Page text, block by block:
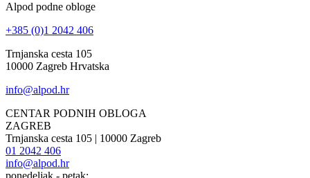
Alpod podne obloge
+385 (0)1 2042 406
Trnjanska cesta 105
10000 Zagreb Hrvatska
info@alpod.hr
CENTAR PODNIH OBLOGA
ZAGREB
Trnjanska cesta 105 | 10000 Zagreb
01 2042 406
info@alpod.hr